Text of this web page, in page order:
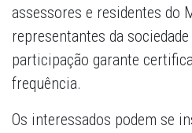
assessores e residentes do
representantes da
participação garante
frequência.
Os interessados podem se